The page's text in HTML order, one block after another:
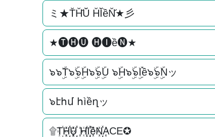
ミ★T̆H̆̆Ŭ̆ H̆Ĭ̆ềN̆̆★彡
★🅣🅗🅤 🅗🅘ề🅝★
๖๖ۣۜT๖ۣۜ๖ۣۜH๖ۣۜ๖ۣۜU ๖ۣۜH๖ۣۜ๖ۣۜIề๖ۣۜ๖ۣۜNッ
๖էհմ հìềղッ
۩T꙰H꙰꙰U꙰꙰ H꙰I꙰꙰ềN꙰꙰ACE✪